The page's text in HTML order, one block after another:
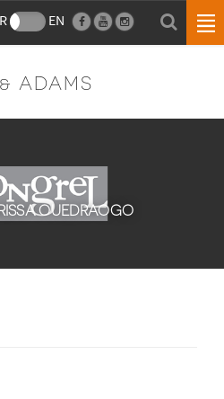
EN
ADAMS
OUEDRAOGO